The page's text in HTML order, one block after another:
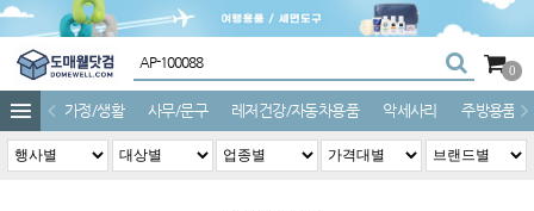
0
가정/생활 사무/문구 레저건강/자동차용품 악세사리 주방용품